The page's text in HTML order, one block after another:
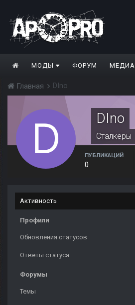
МОДЫ ФОРУМ МЕДИА
Главная DIno
DIno
Сталкеры
ПУБЛИКАЦИЙ
0
Активность
Профили
Обновления статусов
Ответы статуса
Форумы
Темы